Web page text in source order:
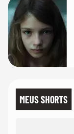
MEUS SHORTS